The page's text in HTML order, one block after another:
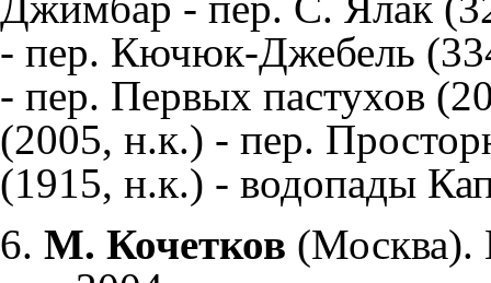
- пер. Кючюк-Джебель
- пер. Первых пастухов
(2005, н.к.) - пер.
(1915, н.к.) - водопады
6. М. Кочетков (Москва).